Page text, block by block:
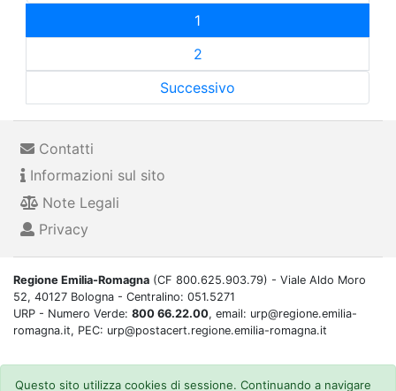
1
2
Successivo
Contatti
Informazioni sul sito
Note Legali
Privacy
Regione Emilia-Romagna (CF 800.625.903.79) - Viale Aldo Moro
52, 40127 Bologna - Centralino: 051.5271
URP - Numero Verde: 800 66.22.00, email: urp@regione.emilia-
romagna.it, PEC: urp@postacert.regione.emilia-romagna.it
Questo sito utilizza cookies di sessione. Continuando a navigare